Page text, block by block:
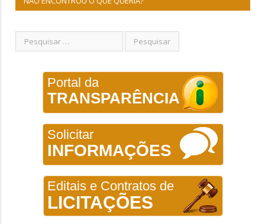
Portal da
TRANSPARÊNCIA
Solicitar
INFORMAÇÕES
Editais e Contratos de
LICITAÇÕES